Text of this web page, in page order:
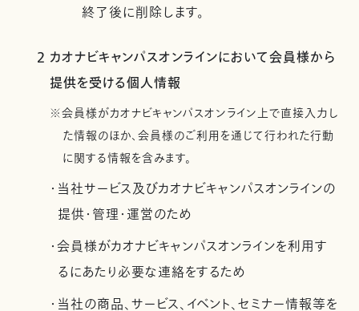
終了後に削除します。
2 カオナビキャンパスオンラインにおいて会員様から
提供を受ける個人情報
※会員様がカオナビキャンパスオンライン上で直接入力し
た情報のほか、会員様のご利用を通じて行われた行動
に関する情報を含みます。
・当社サービス及びカオナビキャンパスオンラインの
提供・管理・運営のため
・会員様がカオナビキャンパスオンラインを利用す
るにあたり必要な連絡をするため
・当社の商品、サービス、イベント、セミナー情報等を